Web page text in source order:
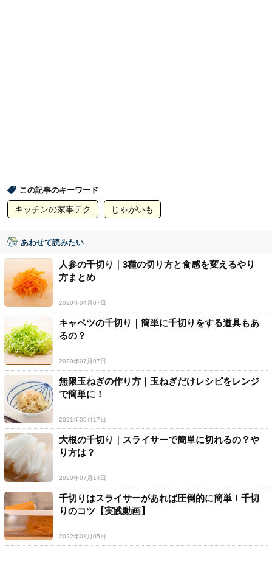
この記事のキーワード
キッチンの家事テク じゃがいも
あわせて読みたい
人参の千切り｜3種の切り方と食感を変えるやり
方まとめ
2020年04月07日
キャベツの千切り｜簡単に千切りをする道具もあ
るの？
2020年07月07日
無限玉ねぎの作り方｜玉ねぎだけレシピをレンジ
で簡単に！
2021年05月17日
大根の千切り｜スライサーで簡単に切れるの？や
り方は？
2020年07月14日
千切りはスライサーがあれば圧倒的に簡単！千切
りのコツ【実践動画】
2022年01月05日